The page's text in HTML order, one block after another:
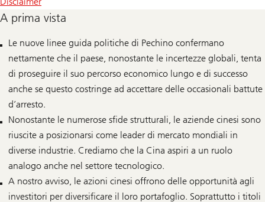
A prima vista
Le nuove linee guida politiche di Pechino confermano
nettamente che il paese, nonostante le incertezze globali, tenta
di proseguire il suo percorso economico lungo e di successo
anche se questo costringe ad accettare delle occasionali battute
d’arresto.
Nonostante le numerose sfide strutturali, le aziende cinesi sono
riuscite a posizionarsi come leader di mercato mondiali in
diverse industrie. Crediamo che la Cina aspiri a un ruolo
analogo anche nel settore tecnologico.
A nostro avviso, le azioni cinesi offrono delle opportunità agli
investitori per diversificare il loro portafoglio. Soprattutto i titoli